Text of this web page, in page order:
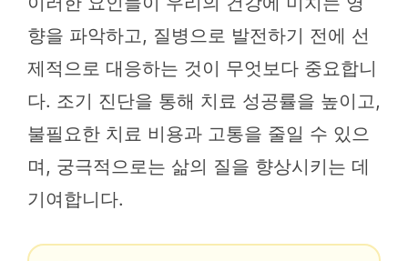
향을 파악하고, 질병으로 발전하기 전에 선
제적으로 대응하는 것이 무엇보다 중요합니
다. 조기 진단을 통해 치료 성공률을 높이고,
불필요한 치료 비용과 고통을 줄일 수 있으
며, 궁극적으로는 삶의 질을 향상시키는 데
기여합니다.